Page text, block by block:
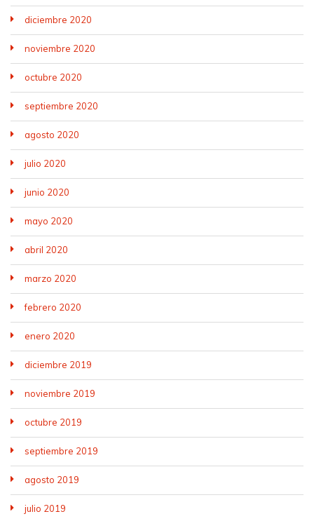
diciembre 2020
noviembre 2020
octubre 2020
septiembre 2020
agosto 2020
julio 2020
junio 2020
mayo 2020
abril 2020
marzo 2020
febrero 2020
enero 2020
diciembre 2019
noviembre 2019
octubre 2019
septiembre 2019
agosto 2019
julio 2019